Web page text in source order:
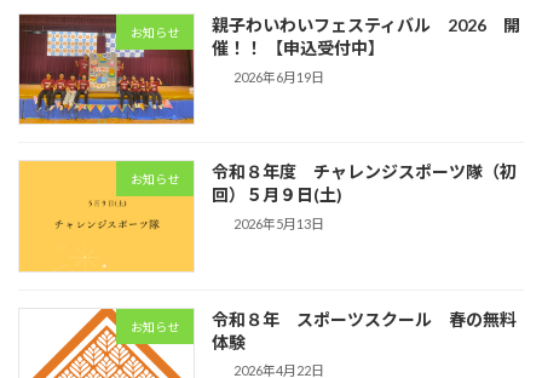
お知らせ
親子わいわいフェスティバル 2026 開
催！！ 【申込受付中】
2026年6月19日
お知らせ
令和８年度 チャレンジスポーツ隊（初
回）５月９日(土)
2026年5月13日
お知らせ
令和８年 スポーツスクール 春の無料
体験
2026年4月22日